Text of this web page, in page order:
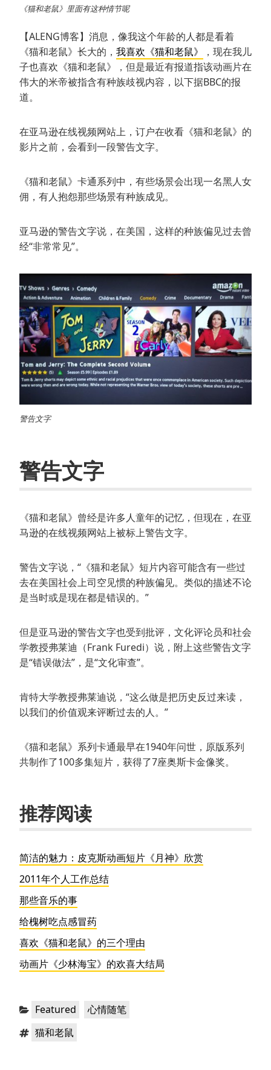
《猫和老鼠》里面有这种情节呢
【ALENG博客】消息，像我这个年龄的人都是看着
《猫和老鼠》长大的， 我喜欢《猫和老鼠》
，现在我儿
子也喜欢《猫和老鼠》，但是最近有报道指该动画片在
伟大的米帝被指含有种族歧视内容，以下据BBC的报
道。
在亚马逊在线视频网站上，订户在收看《猫和老鼠》的
影片之前，会看到一段警告文字。
《猫和老鼠》卡通系列中，有些场景会出现一名黑人女
佣，有人抱怨那些场景有种族成见。
亚马逊的警告文字说，在美国，这样的种族偏见过去曾
经“非常常见”。
警告文字
警告文字
《猫和老鼠》曾经是许多人童年的记忆，但现在，在亚
马逊的在线视频网站上被标上警告文字。
警告文字说，“《猫和老鼠》短片内容可能含有一些过
去在美国社会上司空见惯的种族偏见。类似的描述不论
是当时或是现在都是错误的。”
但是亚马逊的警告文字也受到批评，文化评论员和社会
学教授弗莱迪（Frank Furedi）说，附上这些警告文字
是“错误做法”，是“文化审查”。
肯特大学教授弗莱迪说，“这么做是把历史反过来读，
以我们的价值观来评断过去的人。”
《猫和老鼠》系列卡通最早在1940年问世，原版系列
共制作了100多集短片，获得了7座奥斯卡金像奖。
推荐阅读
简洁的魅力：皮克斯动画短片《月神》欣赏
2011年个人工作总结
那些音乐的事
给槐树吃点感冒药
喜欢《猫和老鼠》的三个理由
动画片《少林海宝》的欢喜大结局
分
Featured ，
心情随笔
标 猫和老鼠